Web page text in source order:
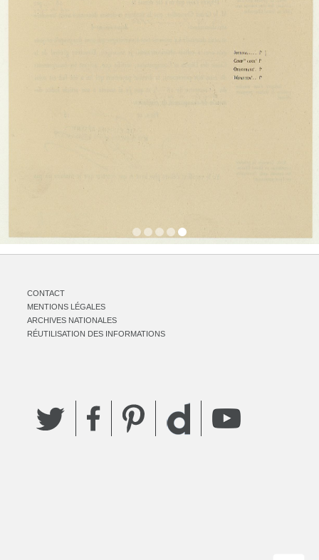
CONTACT
MENTIONS LÉGALES
ARCHIVES NATIONALES
RÉUTILISATION DES INFORMATIONS